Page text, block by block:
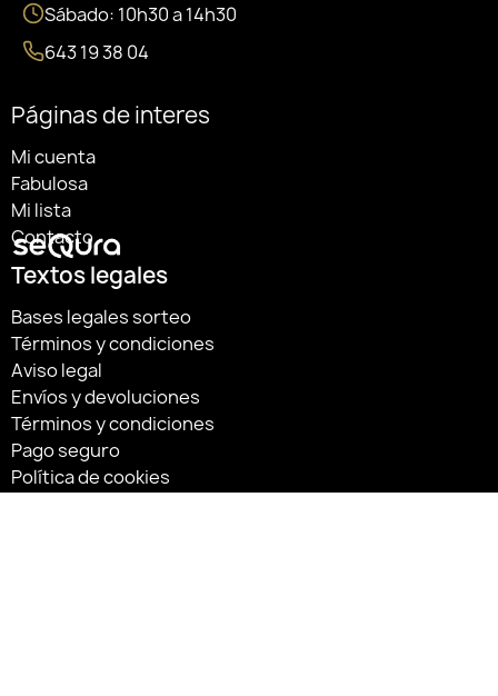
Sábado: 10h30 a 14h30
643 19 38 04
Páginas de interes
Mi cuenta
Fabulosa
Mi lista
Contacto
Textos legales
Bases legales sorteo
Términos y condiciones
Aviso legal
Envíos y devoluciones
Términos y condiciones
Pago seguro
Política de cookies